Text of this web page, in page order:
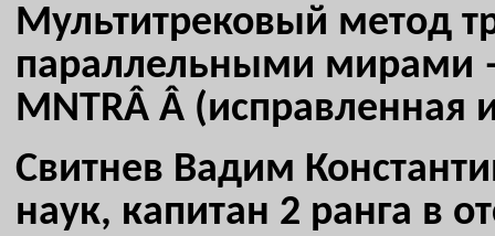
Мультитрековый метод
параллельными мирами
MNTRÂ Â (исправленная
Свитнев Вадим
наук, капитан 2 ранга в